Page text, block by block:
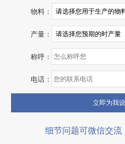
湖北省宜昌市砂石集并日产
项目坐标
湖北省宜昌市
项目业主
砂石集并中心
咨询该项目执
物料：
产量：
称呼：
电话：
细节问题可微信交流